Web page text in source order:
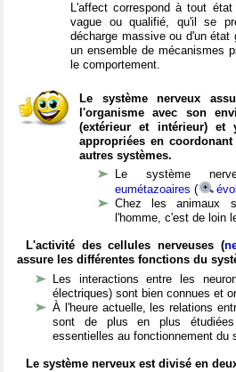
L'affect correspond à tout
vague ou qualifié, qu'il se
décharge massive ou d'un état
un ensemble de mécanismes
le comportement.
Le système nerveux
l'organisme avec son
(extérieur et intérieur) et
appropriées en
autres systèmes.
Le système
eumétazoaires (
Chez les animaux
l'homme, c'est de loin
L'activité des cellules nerveuses (
assure les différentes fonctions du
Les interactions entre les
électriques) sont bien connues et
À l'heure actuelle, les relations
sont de plus en plus
essentielles au fonctionnement du
Le système nerveux est divisé en